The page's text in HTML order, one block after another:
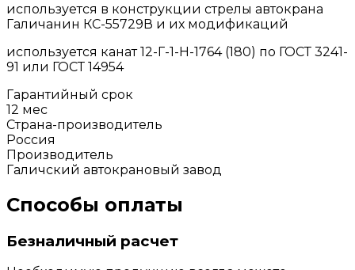
используется в конструкции стрелы автокрана
Галичанин КС-55729В и их модификаций
используется канат 12-Г-1-Н-1764 (180) по ГОСТ 3241-
91 или ГОСТ 14954
Гарантийный срок
12 мес
Страна-производитель
Россия
Производитель
Галичский автокрановый завод
Способы оплаты
Безналичный расчет